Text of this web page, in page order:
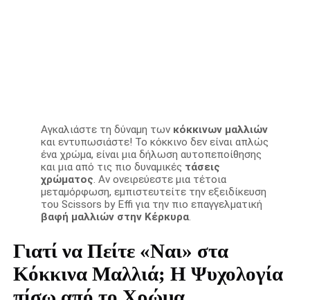
Αγκαλιάστε τη δύναμη των κόκκινων μαλλιών
και εντυπωσιάστε! Το κόκκινο δεν είναι απλώς
ένα χρώμα, είναι μια δήλωση αυτοπεποίθησης
και μια από τις πιο δυναμικές τάσεις
χρώματος. Αν ονειρεύεστε μια τέτοια
μεταμόρφωση, εμπιστευτείτε την εξειδίκευση
του Scissors by Effi για την πιο επαγγελματική
βαφή μαλλιών στην Κέρκυρα.
Γιατί να Πείτε «Ναι» στα
Κόκκινα Μαλλιά; Η Ψυχολογία